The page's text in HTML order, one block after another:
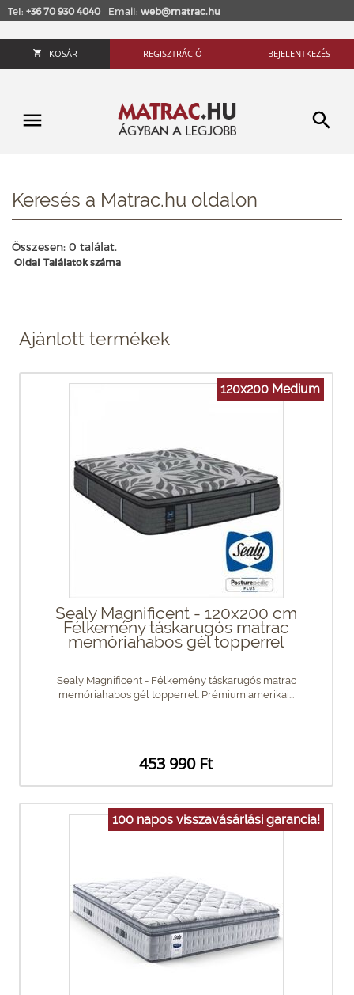
Tel: +36 70 930 4040 Email: web@matrac.hu
KOSÁR REGISZTRÁCIÓ BEJELENTKEZÉS
Keresés a Matrac.hu oldalon
Összesen: 0 találat.
Oldal Találatok száma
Ajánlott termékek
120x200 Medium
Sealy Magnificent - 120x200 cm
Félkemény táskarugós matrac
memóriahabos gél topperrel
Sealy Magnificent - Félkemény táskarugós matrac
memóriahabos gél topperrel. Prémium amerikai...
453 990 Ft
100 napos visszavásárlási garancia!